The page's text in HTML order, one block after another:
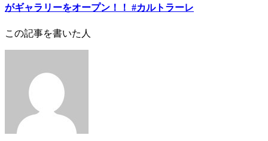
がギャラリーをオープン！！ #カルトラーレ
この記事を書いた人